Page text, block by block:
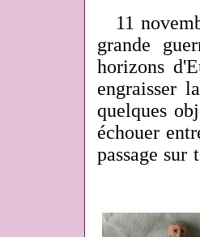
11
grande
horizons
engraisser
quelques
échouer
passage sur